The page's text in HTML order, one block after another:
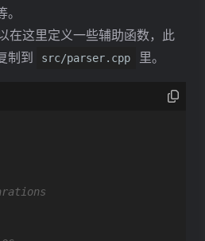
在这里定义一些辅助函数，此
制到
src/parser.cpp 里。